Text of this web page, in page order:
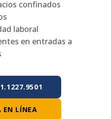
confinados
laboral
en entradas a
LÍNEA